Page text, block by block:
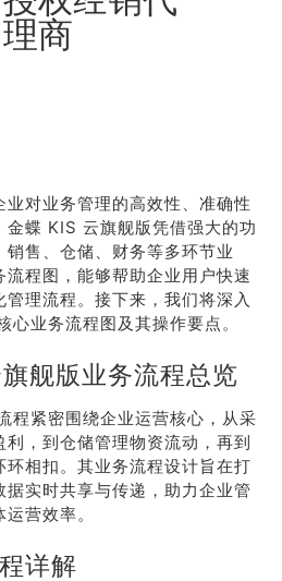
理商
对业务管理的高效性、准确性
蝶 KIS 云旗舰版凭借强大的功
售、仓储、财务等多环节业
程图，能够帮助企业用户快速
理流程。接下来，我们将深入
业务流程图及其操作要点。
舰版业务流程总览
程紧密围绕企业运营核心，从采
，到仓储管理物资流动，再到
相扣。其业务流程设计旨在打
实时共享与传递，助力企业管
营效率。
详解